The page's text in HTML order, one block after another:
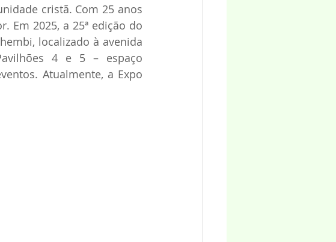
cristã. Com 25 anos
Em 2025, a 25ª edição do
localizado à avenida
4 e 5 – espaço
Atualmente, a Expo